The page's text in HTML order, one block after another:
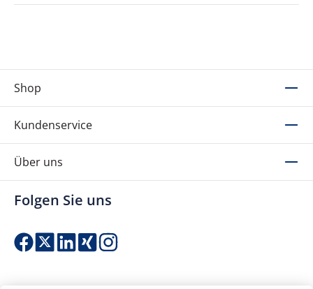
Shop
Kundenservice
Über uns
Folgen Sie uns